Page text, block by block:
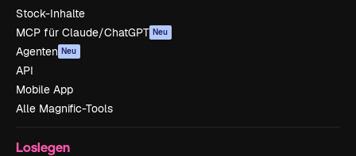
Stock-Inhalte
MCP für Claude/ChatGPT Neu
Agenten Neu
API
Mobile App
Alle Magnific-Tools
Loslegen